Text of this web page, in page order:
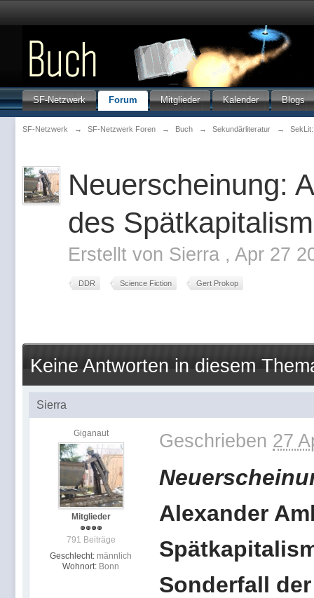
SF-Netzwerk Forum Mitglieder Kalender Blogs
SF-Netzwerk → SF-Netzwerk Foren → Buch → Sekundärliteratur →
Neuerscheinung:
des
Erstellt von Sierra , Apr 27
DDR Science Fiction Gert Prokop
Keine Antworten in diesem
Sierra
Giganaut
Mitglieder
791 Beiträge
Geschlecht: männlich
Wohnort: Bonn
Geschrieben 27
Alexander
Sonderfall